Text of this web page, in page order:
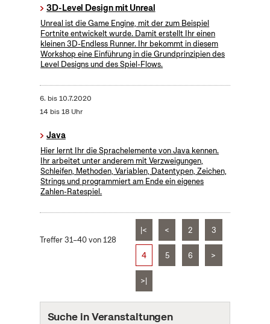
3D-Level Design mit Unreal
Unreal ist die Game Engine, mit der zum Beispiel
Fortnite entwickelt wurde. Damit erstellt Ihr einen
kleinen 3D-Endless Runner. Ihr bekommt in diesem
Workshop eine Einführung in die Grundprinzipien des
Level Designs und des Spiel-Flows.
6. bis10.7.2020
14 bis 18 Uhr
Java
Hier lernt Ihr die Sprachelemente von Java kennen.
Ihr arbeitet unter anderem mit Verzweigungen,
Schleifen, Methoden, Variablen, Datentypen, Zeichen,
Strings und programmiert am Ende ein eigenes
Zahlen-Ratespiel.
Treffer 31–40 von 128
|< < 2 3
4 5 6 >
>|
Suche in Veranstaltungen